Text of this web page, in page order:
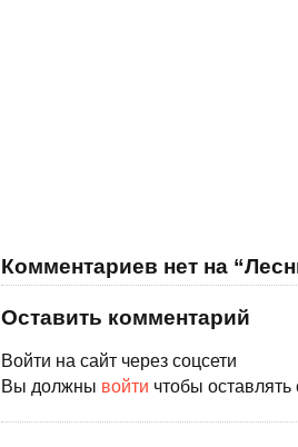
Комментариев нет на
Оставить комментарий
Войти на сайт через соцсети
Вы должны войти чтобы